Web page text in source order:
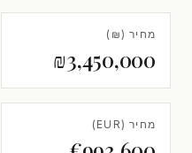
מחיר (₪)
₪3,450,000
מחיר (EUR)